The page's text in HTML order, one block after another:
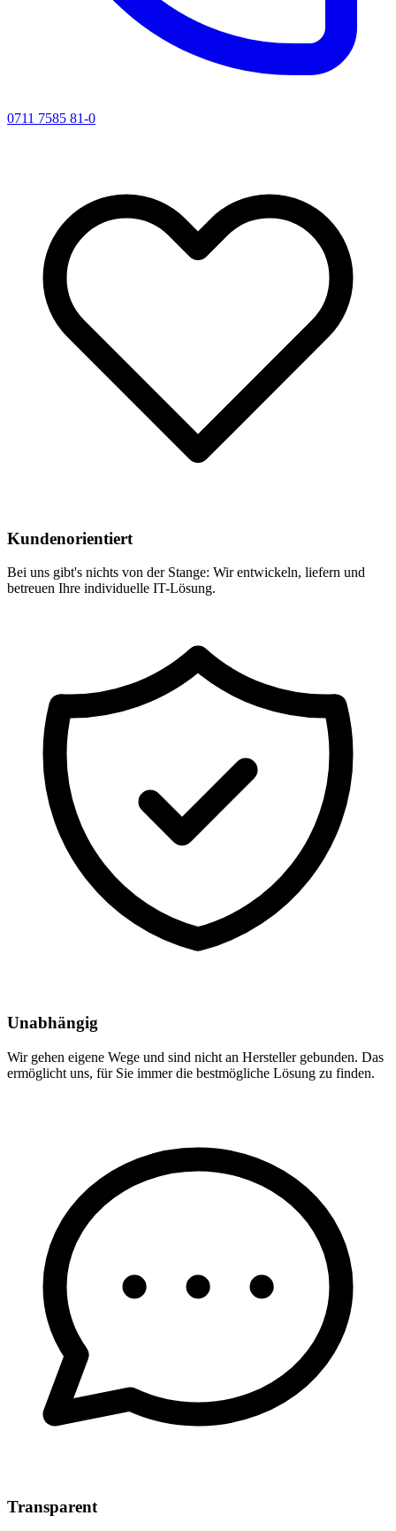
0711 7585 81-0
Kundenorientiert
Bei uns gibt's nichts von der Stange: Wir entwickeln, liefern und
betreuen Ihre individuelle IT-Lösung.
Unabhängig
Wir gehen eigene Wege und sind nicht an Hersteller gebunden. Das
ermöglicht uns, für Sie immer die bestmögliche Lösung zu finden.
Transparent